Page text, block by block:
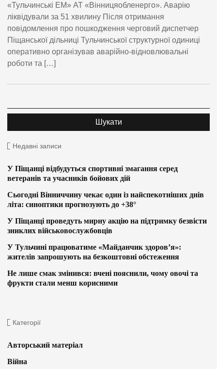
«Тульчинські ЕМ» АТ «Вінницяобленерго». Аварію
ліквідували за 51 хвилину Після отримання
повідомлення про пошкодження черговий диспетчер
Піщанської дільниці Тульчинської структурної одиниці
оперативно організував аварійно-відновлювальні
роботи та […]
Недавні записи
У Піщанці відбудуться спортивні змагання серед
ветеранів та учасників бойових дій
Сьогодні Вінниччину чекає один із найспекотніших днів
літа: синоптики прогнозують до +38°
У Піщанці проведуть мирну акцію на підтримку безвісти
зниклих військовослужбовців
У Тульчині працюватиме «Майданчик здоров’я»:
жителів запрошують на безкоштовні обстеження
Не лише смак змінився: вчені пояснили, чому овочі та
фрукти стали менш корисними
Категорії
Авторський матеріал
Війна